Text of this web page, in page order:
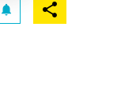
notifications